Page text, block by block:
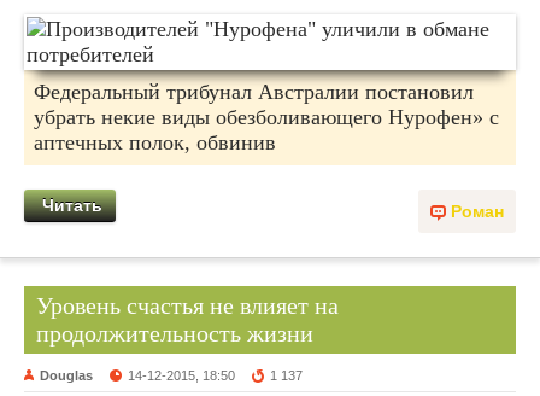
Федеральный трибунал Австралии постановил
убрать некие виды обезболивающего Нурофен» с
аптечных полок, обвинив
Роман
Читать
Уровень счастья не влияет на
продолжительность жизни
Douglas 14-12-2015, 18:50 1 137